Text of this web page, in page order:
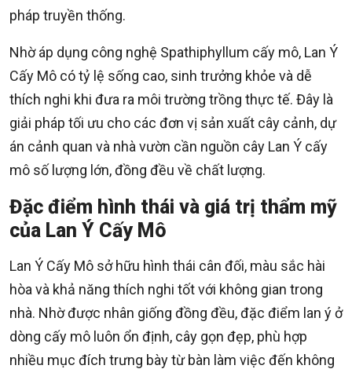
pháp truyền thống.
Nhờ áp dụng công nghệ Spathiphyllum cấy mô, Lan Ý
Cấy Mô có tỷ lệ sống cao, sinh trưởng khỏe và dễ
thích nghi khi đưa ra môi trường trồng thực tế. Đây là
giải pháp tối ưu cho các đơn vị sản xuất cây cảnh, dự
án cảnh quan và nhà vườn cần nguồn cây Lan Ý cấy
mô số lượng lớn, đồng đều về chất lượng.
Đặc điểm hình thái và giá trị thẩm mỹ
của Lan Ý Cấy Mô
Lan Ý Cấy Mô sở hữu hình thái cân đối, màu sắc hài
hòa và khả năng thích nghi tốt với không gian trong
nhà. Nhờ được nhân giống đồng đều, đặc điểm lan ý ở
dòng cấy mô luôn ổn định, cây gọn đẹp, phù hợp
nhiều mục đích trưng bày từ bàn làm việc đến không